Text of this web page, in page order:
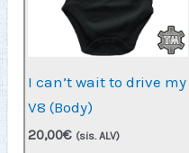
I can’t wait to drive my
V8 (Body)
20,00€ (sis. ALV)